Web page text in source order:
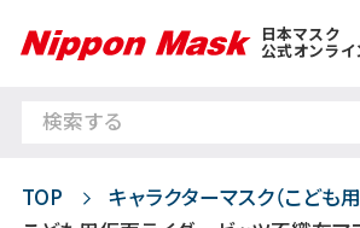
日本マスク
公式オンライ
TOP
キャラクターマスク（こども用